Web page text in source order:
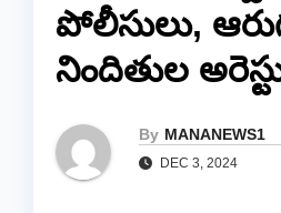
పోలీసులు,
నిందితుల
By MANANEWS1
DEC 3, 2024